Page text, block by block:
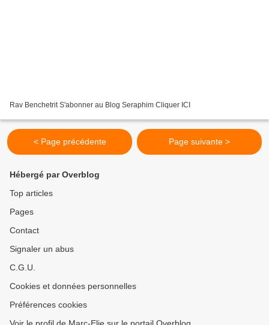
Rav Benchetrit S'abonner au Blog Seraphim Cliquer ICI
< Page précédente Page suivante >
Hébergé par Overblog
Top articles
Pages
Contact
Signaler un abus
C.G.U.
Cookies et données personnelles
Préférences cookies